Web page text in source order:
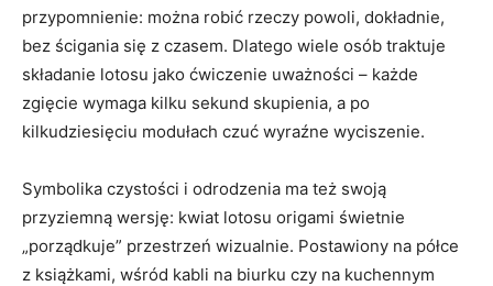
przypomnienie: można robić rzeczy powoli, dokładnie,
bez ścigania się z czasem. Dlatego wiele osób traktuje
składanie lotosu jako ćwiczenie uważności – każde
zgięcie wymaga kilku sekund skupienia, a po
kilkudziesięciu modułach czuć wyraźne wyciszenie.
Symbolika czystości i odrodzenia ma też swoją
przyziemną wersję: kwiat lotosu origami świetnie
„porządkuje” przestrzeń wizualnie. Postawiony na półce
z książkami, wśród kabli na biurku czy na kuchennym